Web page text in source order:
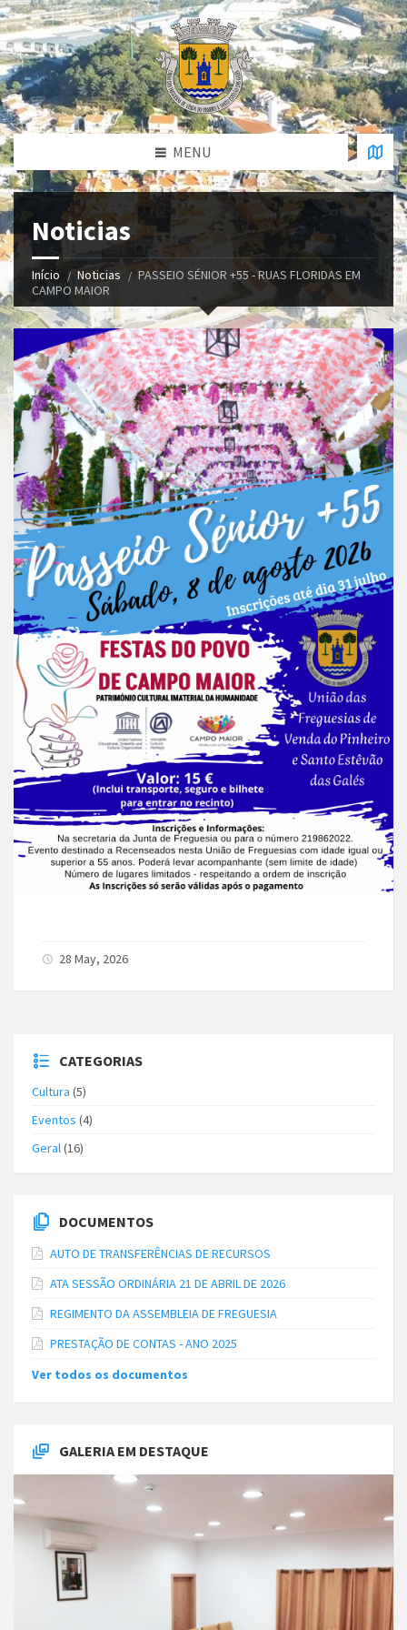
MENU
Noticias
Início Noticias
PASSEIO SÉNIOR +55 - RUAS FLORIDAS EM
CAMPO MAIOR
28 May, 2026
CATEGORIAS
Cultura (5)
Eventos (4)
Geral(16)
DOCUMENTOS
AUTO DE TRANSFERÊNCIAS DE RECURSOS
ATA SESSÃO ORDINÁRIA 21 DE ABRIL DE 2026
REGIMENTO DA ASSEMBLEIA DE FREGUESIA
PRESTAÇÃO DE CONTAS - ANO 2025
Ver todos os documentos
GALERIA EM DESTAQUE